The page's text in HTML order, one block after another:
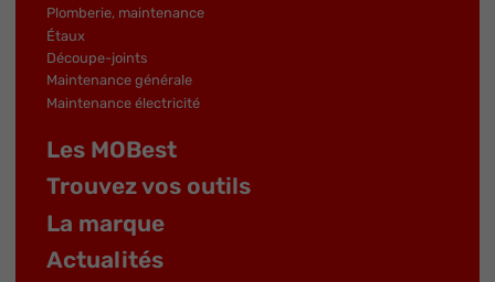
Plomberie, maintenance
Étaux
Découpe-joints
Maintenance générale
Maintenance électricité
Les MOBest
Trouvez vos outils
La marque
Actualités